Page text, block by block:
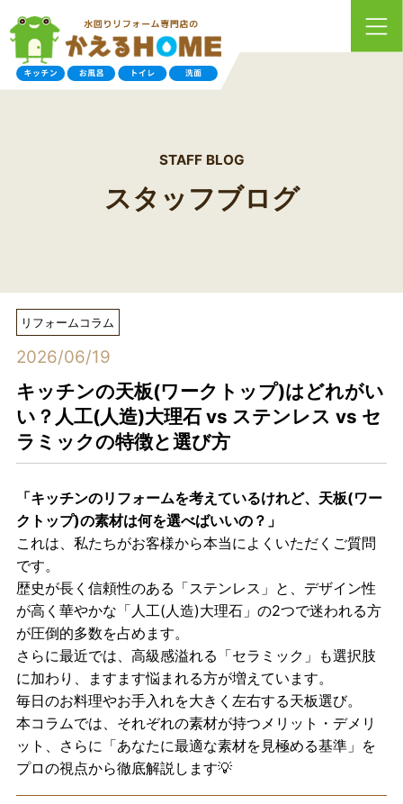
STAFF BLOG
スタッフブログ
リフォームコラム
2026/06/19
キッチンの天板(ワークトップ)はどれがい
い？人工(人造)大理石 vs ステンレス vs セ
ラミックの特徴と選び方
「キッチンのリフォームを考えているけれど、天板(ワー
クトップ)の素材は何を選べばいいの？」
これは、私たちがお客様から本当によくいただくご質問
です。
歴史が長く信頼性のある「ステンレス」と、デザイン性
が高く華やかな「人工(人造)大理石」の2つで迷われる方
が圧倒的多数を占めます。
さらに最近では、高級感溢れる「セラミック」も選択肢
に加わり、ますます悩まれる方が増えています。
毎日のお料理やお手入れを大きく左右する天板選び。
本コラムでは、それぞれの素材が持つメリット・デメリ
ット、さらに「あなたに最適な素材を見極める基準」を
プロの視点から徹底解説します💡